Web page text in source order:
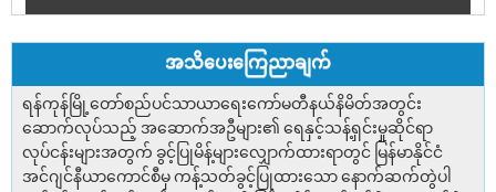
အသိပေးကြေညာချက်
ရန်ကုန်မြို့တော်စည်ပင်သာယာရေးကော်မတီနယ်နိမိတ်အတွင်း
ဆောက်လုပ်သည့် အဆောက်အဦများ၏ ရေနှင့်သန့်ရှင်းမှုဆိုင်ရာ
လုပ်ငန်းများအတွက် ခွင့်ပြုမိန့်များလျှောက်ထားရာတွင် မြန်မာနိုင်ငံ
အင်ဂျင်နီယာကောင်စီမှ ကန့်သတ်ခွင့်ပြုထားသော နောက်ဆက်တွဲပါ